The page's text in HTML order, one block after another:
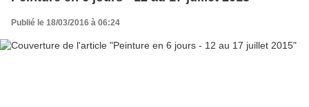
Publié le 18/03/2016 à 06:24